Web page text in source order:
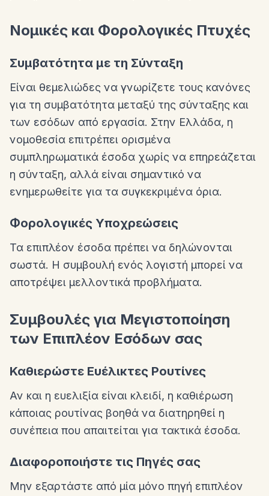
Νομικές και Φορολογικές Πτυχές
Συμβατότητα με τη Σύνταξη
Είναι θεμελιώδες να γνωρίζετε τους κανόνες
για τη συμβατότητα μεταξύ της σύνταξης και
των εσόδων από εργασία. Στην Ελλάδα, η
νομοθεσία επιτρέπει ορισμένα
συμπληρωματικά έσοδα χωρίς να επηρεάζεται
η σύνταξη, αλλά είναι σημαντικό να
ενημερωθείτε για τα συγκεκριμένα όρια.
Φορολογικές Υποχρεώσεις
Τα επιπλέον έσοδα πρέπει να δηλώνονται
σωστά. Η συμβουλή ενός λογιστή μπορεί να
αποτρέψει μελλοντικά προβλήματα.
Συμβουλές για Μεγιστοποίηση
των Επιπλέον Εσόδων σας
Καθιερώστε Ευέλικτες Ρουτίνες
Αν και η ευελιξία είναι κλειδί, η καθιέρωση
κάποιας ρουτίνας βοηθά να διατηρηθεί η
συνέπεια που απαιτείται για τακτικά έσοδα.
Διαφοροποιήστε τις Πηγές σας
Μην εξαρτάστε από μία μόνο πηγή επιπλέον